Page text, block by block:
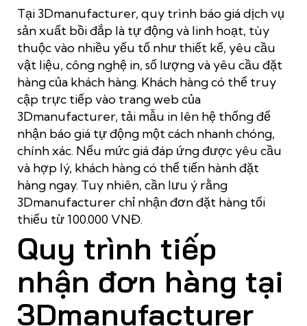
Tại 3Dmanufacturer, quy trình báo giá dịch vụ
sản xuất bồi đắp là tự động và linh hoạt, tùy
thuộc vào nhiều yếu tố như thiết kế, yêu cầu
vật liệu, công nghệ in, số lượng và yêu cầu đặt
hàng của khách hàng. Khách hàng có thể truy
cập trực tiếp vào trang web của
3Dmanufacturer, tải mẫu in lên hệ thống để
nhận báo giá tự động một cách nhanh chóng,
chính xác. Nếu mức giá đáp ứng được yêu cầu
và hợp lý, khách hàng có thể tiến hành đặt
hàng ngay. Tuy nhiên, cần lưu ý rằng
3Dmanufacturer chỉ nhận đơn đặt hàng tối
thiểu từ 100.000 VNĐ.
Quy trình tiếp
nhận đơn hàng tại
3Dmanufacturer